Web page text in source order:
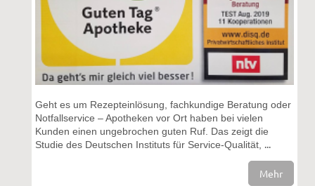
Geht es um Rezepteinlösung, fachkundige Beratung oder
Notfallservice – Apotheken vor Ort haben bei vielen
Kunden einen ungebrochen guten Ruf. Das zeigt die
Studie des Deutschen Instituts für Service-Qualität, ...
Mehr